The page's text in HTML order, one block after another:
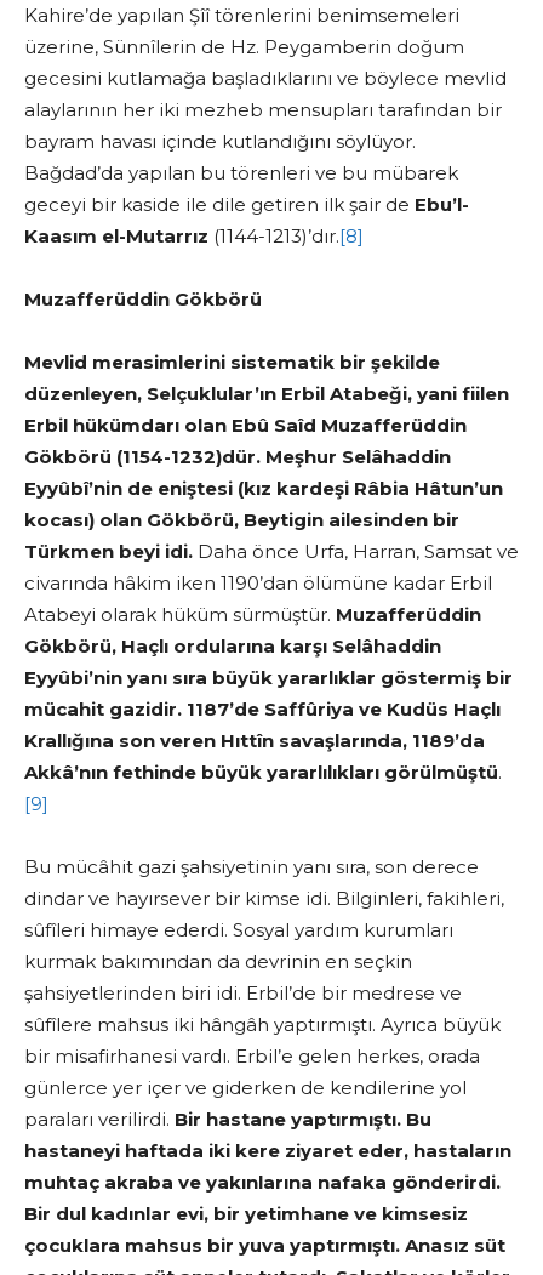
Kahire’de yapılan Şîî törenlerini benimsemeleri
üzerine, Sünnîlerin de Hz. Peygamberin doğum
gecesini kutlamağa başladıklarını ve böylece mevlid
alaylarının her iki mezheb mensupları tarafından bir
bayram havası içinde kutlandığını söylüyor.
Bağdad’da yapılan bu törenleri ve bu mübarek
geceyi bir kaside ile dile getiren ilk şair de Ebu’l-
Kaasım el-Mutarrız (1144-1213)’dır.[8]
Muzafferüddin Gökbörü
Mevlid merasimlerini sistematik bir şekilde
düzenleyen, Selçuklular’ın Erbil Atabeği, yani fiilen
Erbil hükümdarı olan Ebû Saîd Muzafferüddin
Gökbörü (1154-1232)dür. Meşhur Selâhaddin
Eyyûbî’nin de eniştesi (kız kardeşi Râbia Hâtun’un
kocası) olan Gökbörü, Beytigin ailesinden bir
Türkmen beyi idi. Daha önce Urfa, Harran, Samsat ve
civarında hâkim iken 1190’dan ölümüne kadar Erbil
Atabeyi olarak hüküm sürmüştür. Muzafferüddin
Gökbörü, Haçlı ordularına karşı Selâhaddin
Eyyûbi’nin yanı sıra büyük yararlıklar göstermiş bir
mücahit gazidir. 1187’de Saffûriya ve Kudüs Haçlı
Krallığına son veren Hıttîn savaşlarında, 1189’da
Akkâ’nın fethinde büyük yararlılıkları görülmüştü.
[9]
Bu mücâhit gazi şahsiyetinin yanı sıra, son derece
dindar ve hayırsever bir kimse idi. Bilginleri, fakihleri,
sûfîleri himaye ederdi. Sosyal yardım kurumları
kurmak bakımından da devrinin en seçkin
şahsiyetlerinden biri idi. Erbil’de bir medrese ve
sûfîlere mahsus iki hângâh yaptırmıştı. Ayrıca büyük
bir misafirhanesi vardı. Erbil’e gelen herkes, orada
günlerce yer içer ve giderken de kendilerine yol
paraları verilirdi. Bir hastane yaptırmıştı. Bu
hastaneyi haftada iki kere ziyaret eder, hastaların
muhtaç akraba ve yakınlarına nafaka gönderirdi.
Bir dul kadınlar evi, bir yetimhane ve kimsesiz
çocuklara mahsus bir yuva yaptırmıştı. Anasız süt